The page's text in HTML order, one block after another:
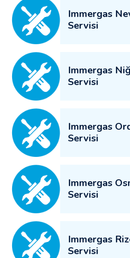
Immergas
Servisi
Immergas
Servisi
Immergas
Servisi
Immergas
Servisi
Immergas
Servisi